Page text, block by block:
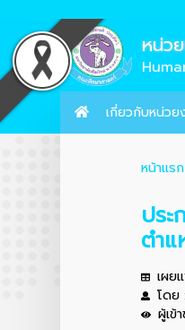
หน่ว
เกี่ยวกับหน่วย
หน้าแรก
ปร
ตำ
เผย
โดย
ผู้เข้